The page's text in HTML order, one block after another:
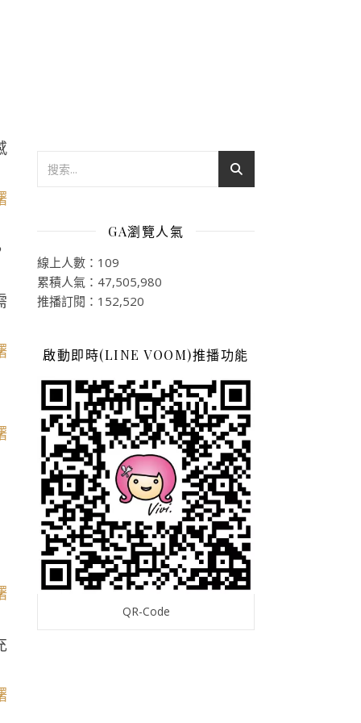
GA瀏覽人氣
線上人數：109
累積人氣：47,505,980
推播訂閱：152,520
啟動即時(LINE VOOM)推播功能
QR-Code